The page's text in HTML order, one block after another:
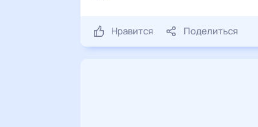
Нравится Поделиться